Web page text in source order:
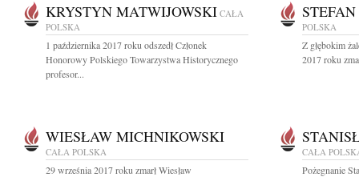
KRYSTYN MATWIJOWSKI CAŁA
POLSKA
1 października 2017 roku odszedł Członek
Honorowy Polskiego Towarzystwa Historycznego
profesor...
POLSKA
Z głębokim
2017 roku
WIESŁAW MICHNIKOWSKI
CAŁA POLSKA
29 września 2017 roku zmarł Wiesław
CAŁA
Pożegnanie